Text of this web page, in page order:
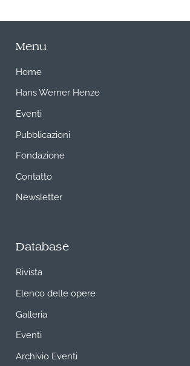
Menu
Home
Hans Werner Henze
Eventi
Pubblicazioni
Fondazione
Contatto
Newsletter
Database
Rivista
Elenco delle opere
Galleria
Eventi
Archivio Eventi